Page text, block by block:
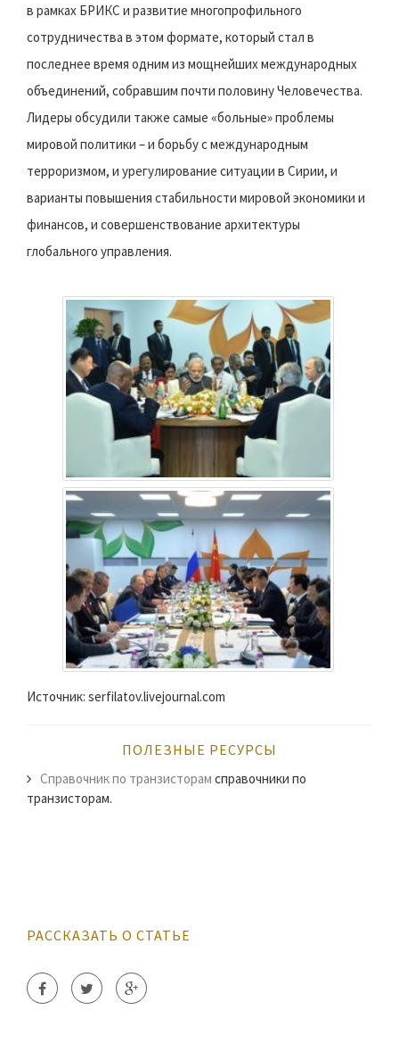
в рамках БРИКС и развитие многопрофильного
сотрудничества в этом формате, который стал в
последнее время одним из мощнейших международных
объединений, собравшим почти половину Человечества.
Лидеры обсудили также самые «больные» проблемы
мировой политики – и борьбу с международным
терроризмом, и урегулирование ситуации в Сирии, и
варианты повышения стабильности мировой экономики и
финансов, и совершенствование архитектуры
глобального управления.
Источник: serfilatov.livejournal.com
ПОЛЕЗНЫЕ РЕСУРСЫ
Справочник по транзисторам cправочники по
транзисторам.
РАССКАЗАТЬ О СТАТЬЕ